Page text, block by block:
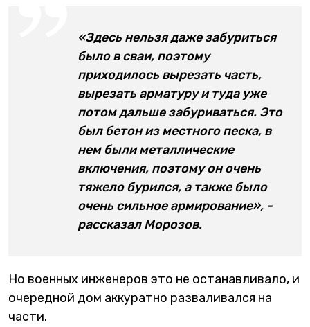
«Здесь нельзя даже забуриться
было в сваи, поэтому
приходилось вырезать часть,
вырезать арматуру и туда уже
потом дальше забуриваться. Это
был бетон из местного песка, в
нем были металлические
включения, поэтому он очень
тяжело бурился, а также было
очень сильное армирование», -
рассказал Морозов.
Но военных инженеров это не останавливало, и
очередной дом аккуратно разваливался на
части.